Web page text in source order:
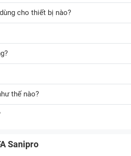
cho thiết bị nào?
thế nào?
Sanipro